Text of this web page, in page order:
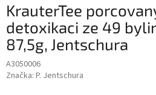
KrauterTee
detoxikaci ze 49
87,5g, Jentschura
A3050006
Značka: P. Jentschura